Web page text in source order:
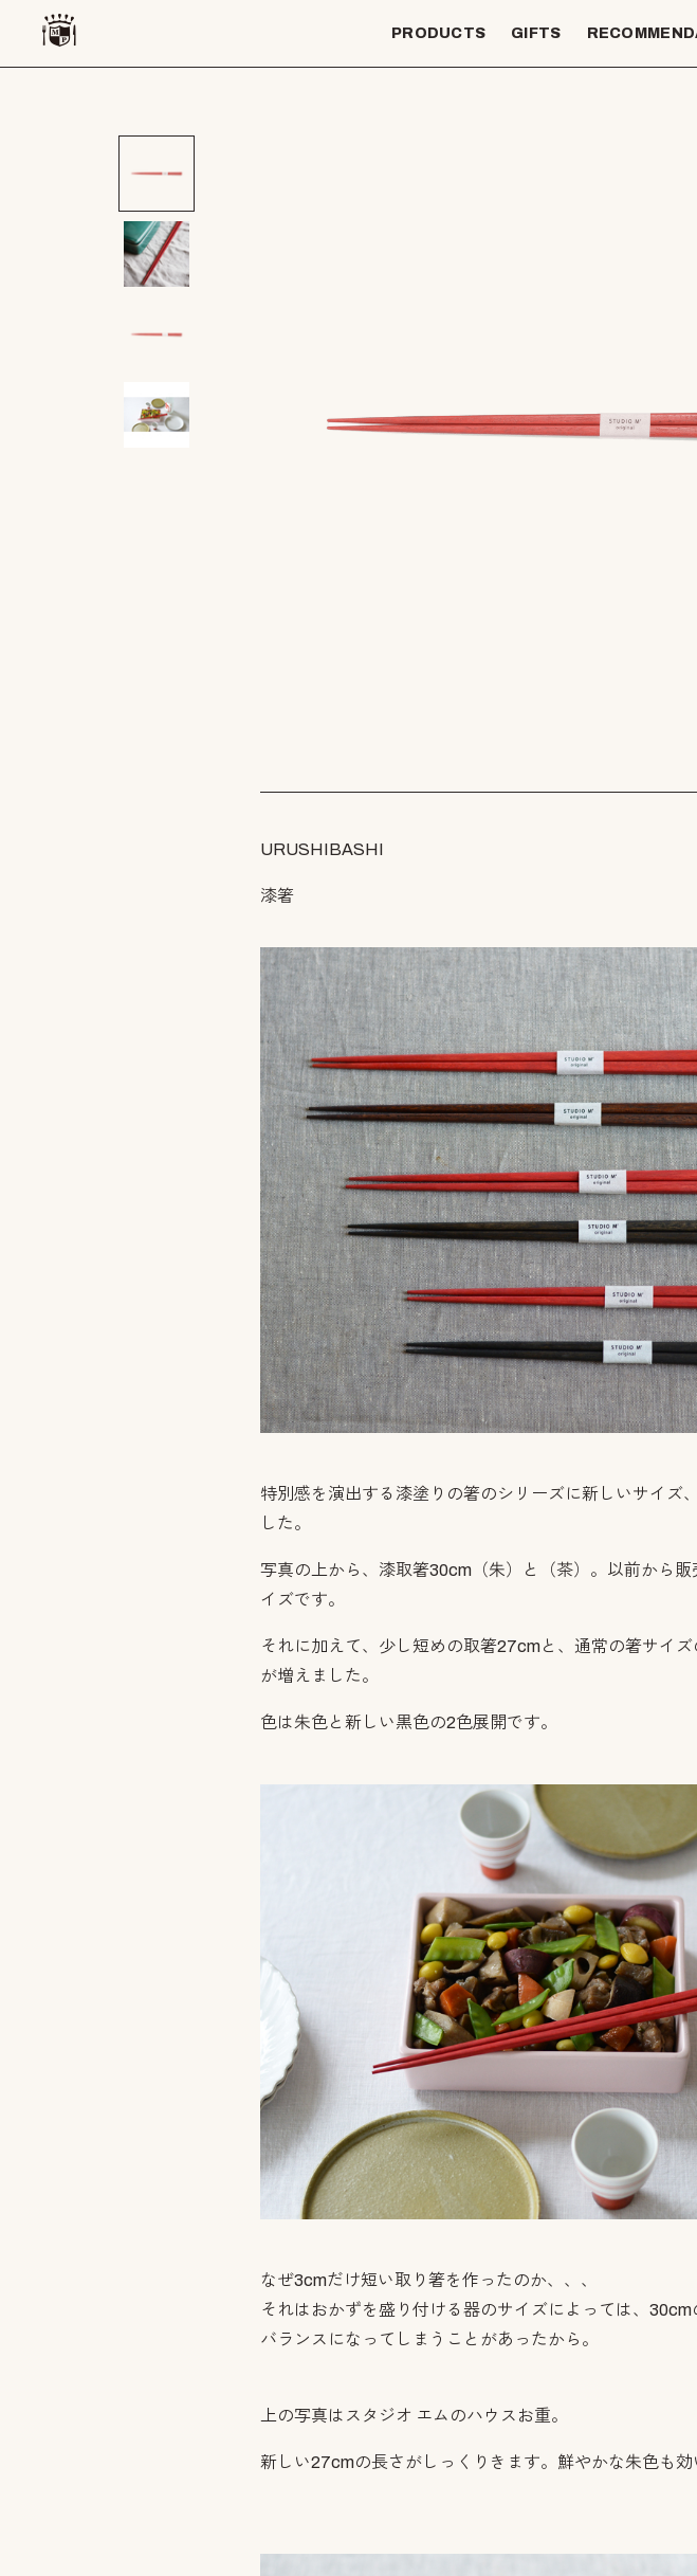
PRODUCTS GIFTS
URUSHIBASHI
漆箸
特別感を演出する漆塗りの箸のシリーズに新しいサイズ
した。
写真の上から、漆取箸30cm（朱）と（茶）。以前から販
イズです。
それに加えて、少し短めの取箸27cmと、通常の箸サイ
が増えました。
色は朱色と新しい黒色の2色展開です。
なぜ3cmだけ短い取り箸を作ったのか、、、
それはおかずを盛り付ける器のサイズによっては、30cm
バランスになってしまうことがあったから。
上の写真はスタジオ エムのハウスお重。
新しい27cmの長さがしっくりきます。鮮やかな朱色も効